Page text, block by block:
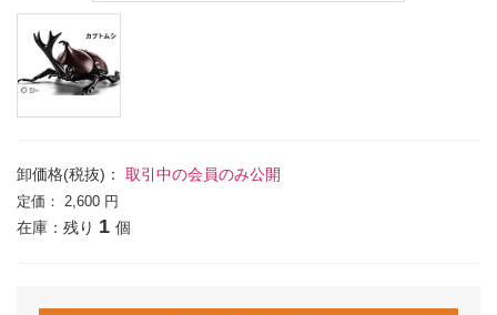
卸価格(税抜)： 取引中の会員のみ公開
定価： 2,600 円
在庫：残り 1 個